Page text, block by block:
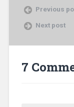
Previous
Next post
7